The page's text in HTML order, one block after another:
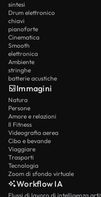
sintesi
Drum elettronico
chiavi
pianoforte
Cinematica
Smooth
elettronica
Ambiente
stringhe
batterie acustiche
Immagini
Natura
Persone
Amore e relazioni
Il Fitness
Videografia aerea
Cibo e bevande
Viaggiare
Trasporti
Tecnologia
Zoom di sfondo virtuale
Workflow IA
Flussi di lavoro di intelligenza